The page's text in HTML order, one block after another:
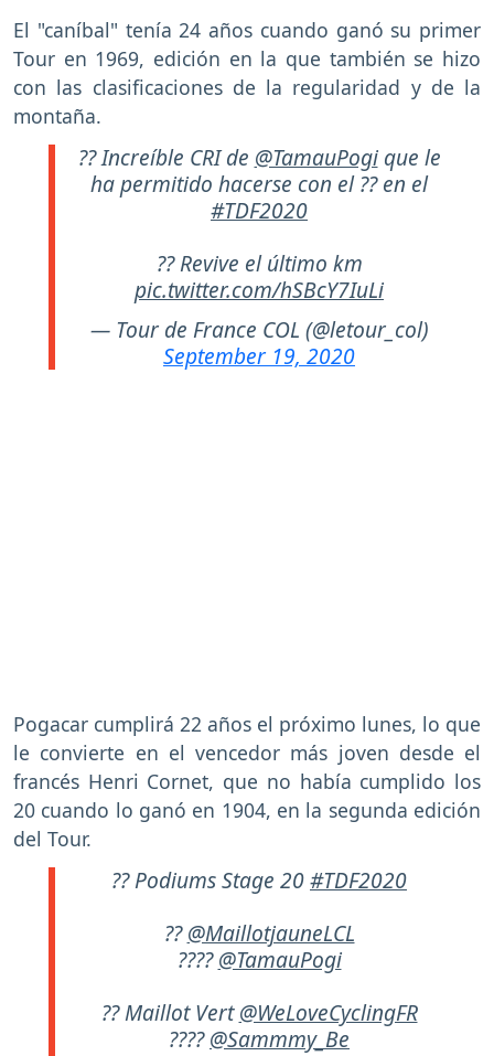
El "caníbal" tenía 24 años cuando ganó su primer
Tour en 1969, edición en la que también se hizo
con las clasificaciones de la regularidad y de la
montaña.
?? Increíble CRI de @TamauPogique le
ha permitido hacerse con el ?? en el
#TDF2020
?? Revive el último km
pic.twitter.com/hSBcY7IuLi
— Tour de France COL (@letour_col)
September 19, 2020
Pogacar cumplirá 22 años el próximo lunes, lo que
le convierte en el vencedor más joven desde el
francés Henri Cornet, que no había cumplido los
20 cuando lo ganó en 1904, en la segunda edición
del Tour.
?? Podiums Stage 20#TDF2020
??@MaillotjauneLCL
????@TamauPogi
?? Maillot Vert@WeLoveCyclingFR
????@Sammmy_Be